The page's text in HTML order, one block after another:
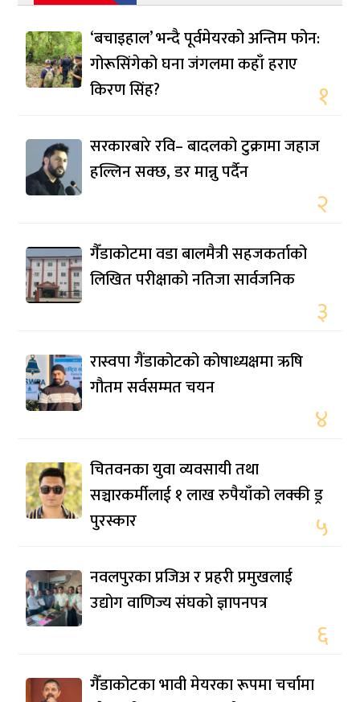
‘बचाइहाल’ भन्दै पूर्वमेयरको अन्तिम फोन:
गोरूसिंगेको घना जंगलमा कहाँ हराए
किरण सिंह?
१
सरकारबारे रवि– बादलको टुक्रामा जहाज
हल्लिन सक्छ, डर मान्नु पर्दैन
२
गैँडाकोटमा वडा बालमैत्री सहजकर्ताको
लिखित परीक्षाको नतिजा सार्वजनिक
३
रास्वपा गैंडाकोटको कोषाध्यक्षमा ऋषि
गौतम सर्वसम्मत चयन
४
चितवनका युवा व्यवसायी तथा
सञ्चारकर्मीलाई १ लाख रुपैयाँको लक्की ड्र
पुरस्कार
५
नवलपुरका प्रजिअ र प्रहरी प्रमुखलाई
उद्योग वाणिज्य संघको ज्ञापनपत्र
६
गैँडाकोटका भावी मेयरका रूपमा चर्चामा